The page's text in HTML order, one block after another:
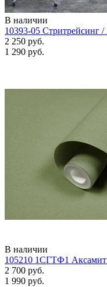
В наличии
10393-05
2 250 руб.
1 290 руб.
В наличии
105210 1СГТФ1
2 700 руб.
1 990 руб.